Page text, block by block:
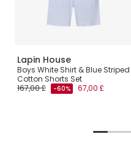
Lapin House
Boys White Shirt & Blue Striped
Cotton Shorts Set
167,00 £
-60% 67,00 £